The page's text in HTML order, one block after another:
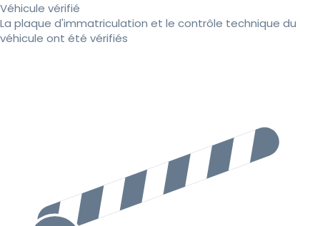
Véhicule vérifié
La plaque d'immatriculation et le contrôle technique du
véhicule ont été vérifiés